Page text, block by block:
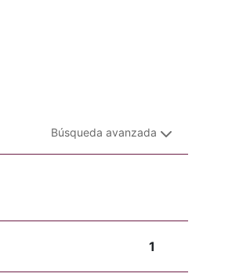
Búsqueda avanzada
1